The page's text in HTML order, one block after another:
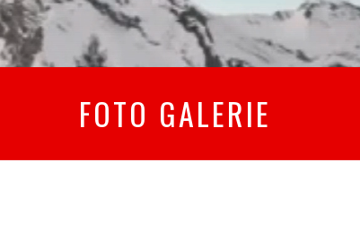
FOTO GALERIE